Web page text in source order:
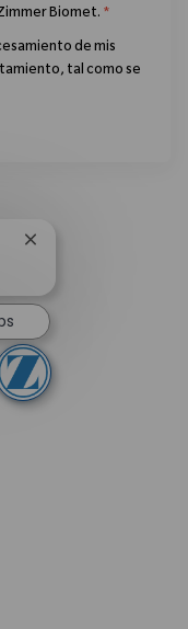
Biomet. *
de mis
tal como se
Close chatbot